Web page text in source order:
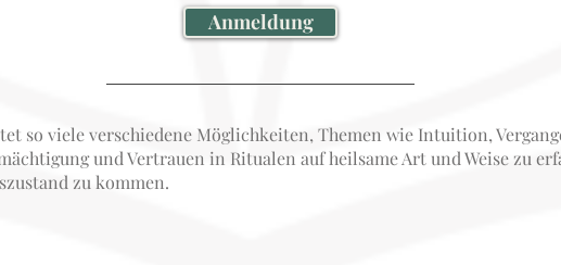
Anmeldung
so viele verschiedene Möglichkeiten, Themen wie Intuition,
und Vertrauen in Ritualen auf heilsame Art und Weise zu
zu kommen.